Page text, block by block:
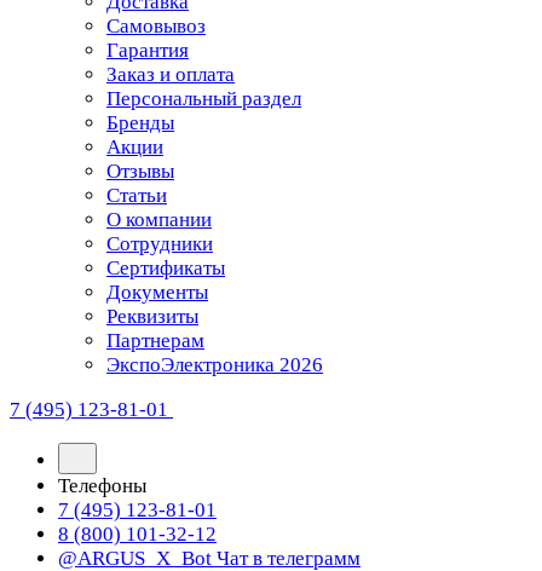
Самовывоз
Гарантия
Заказ и оплата
Персональный раздел
Бренды
Акции
Отзывы
Статьи
О компании
Сотрудники
Сертификаты
Документы
Реквизиты
Партнерам
ЭкспоЭлектроника 2026
7 (495) 123-81-01
Телефоны
7 (495) 123-81-01
8 (800) 101-32-12
@ARGUS_X_Bot Чат в телеграмм